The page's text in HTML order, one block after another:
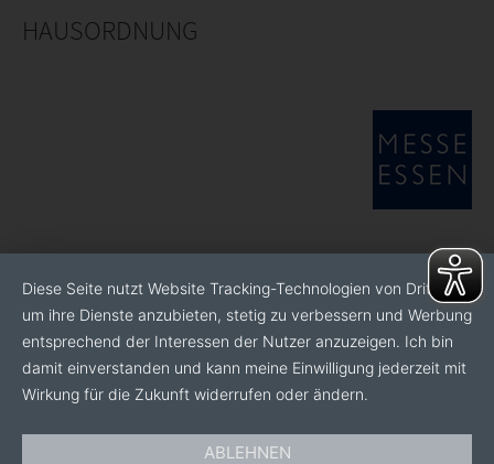
HAUSORDNUNG
Diese Seite nutzt Website Tracking-Technologien von Dritten,
um ihre Dienste anzubieten, stetig zu verbessern und Werbung
entsprechend der Interessen der Nutzer anzuzeigen. Ich bin
damit einverstanden und kann meine Einwilligung jederzeit mit
Wirkung für die Zukunft widerrufen oder ändern.
ABLEHNEN